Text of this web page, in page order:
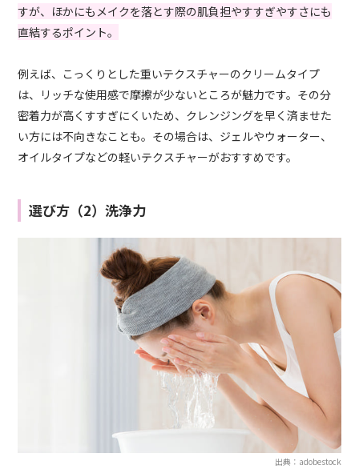
すが、ほかにもメイクを落とす際の肌負担やすすぎやすさにも
直結するポイント。
例えば、こっくりとした重いテクスチャーのクリームタイプ
は、リッチな使用感で摩擦が少ないところが魅力です。その分
密着力が高くすすぎにくいため、クレンジングを早く済ませた
い方には不向きなことも。その場合は、ジェルやウォーター、
オイルタイプなどの軽いテクスチャーがおすすめです。
選び方（2）洗浄力
出典：adobestock